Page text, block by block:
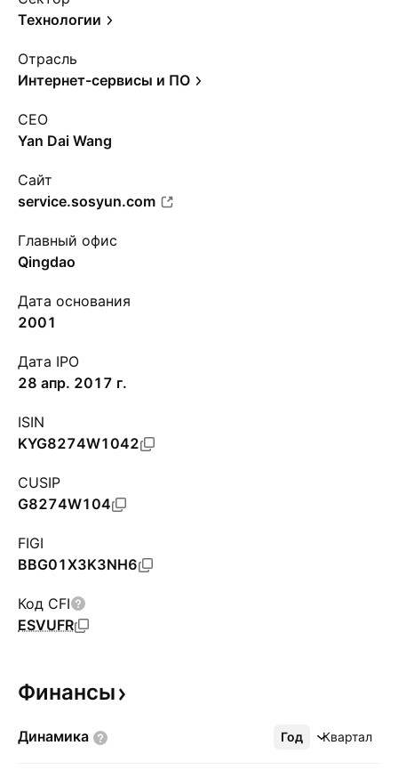
Технологии
Отрасль
Интернет-сервисы и ПО
CEO
Yan Dai Wang
Сайт
service.sosyun.com
Главный офис
Qingdao
Дата основания
2001
Дата IPO
28 апр. 2017 г.
ISIN
KYG8274W1042
CUSIP
G8274W104
FIGI
BBG01X3K3NH6
Код CFI
ESVUFR
Финансы
Динамика Год Квартал
Ещё